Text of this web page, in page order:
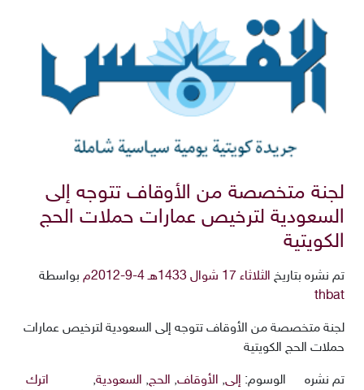
لجنة متخصصة من الأوقاف تتوجه إلى
السعودية لترخيص عمارات حملات الحج
الكويتية
تم نشره بتاريخ الثلاثاء 17 شوال 1433هـ 4-9-2012م
بواسطة
thbat
لجنة متخصصة من الأوقاف تتوجه إلى السعودية لترخيص عمارات
حملات الحج الكويتية
تم نشره
الوسوم: إلى, الأوقاف, الحج, السعودية,
اترك